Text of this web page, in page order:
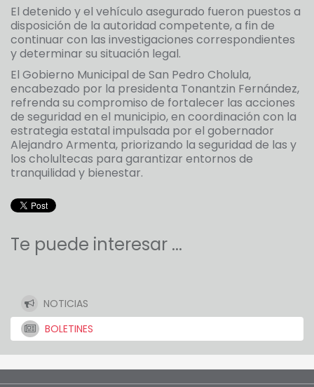
El detenido y el vehículo asegurado fueron puestos a
disposición de la autoridad competente, a fin de
continuar con las investigaciones correspondientes
y determinar su situación legal.
El Gobierno Municipal de San Pedro Cholula,
encabezado por la presidenta Tonantzin Fernández,
refrenda su compromiso de fortalecer las acciones
de seguridad en el municipio, en coordinación con la
estrategia estatal impulsada por el gobernador
Alejandro Armenta, priorizando la seguridad de las y
los cholultecas para garantizar entornos de
tranquilidad y bienestar.
Te puede interesar ...
NOTICIAS
BOLETINES